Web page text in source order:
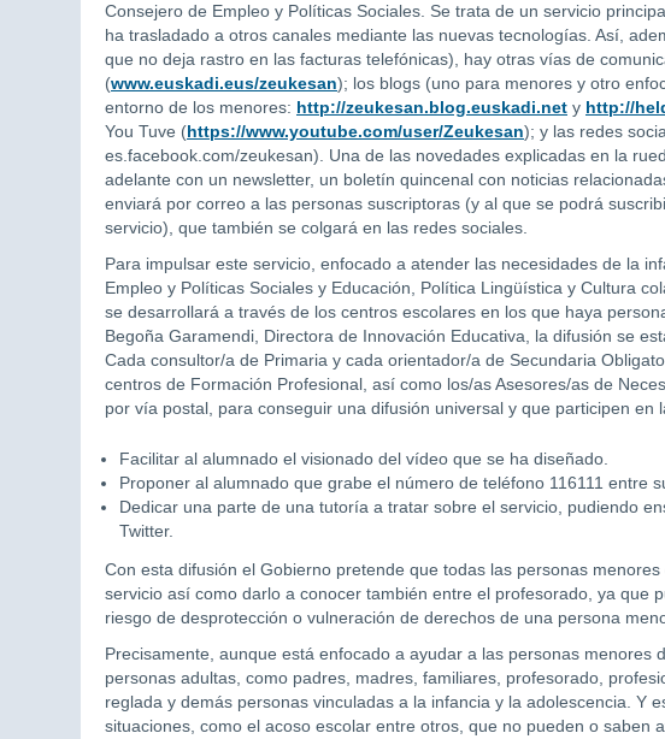
Consejero de Empleo y Políticas Sociales. Se trata de un servicio
ha trasladado a otros canales mediante las nuevas tecnologías. Así,
que no deja rastro en las facturas telefónicas), hay otras vías de
(www.euskadi.eus/zeukesan); los blogs (uno para menores y otro
entorno de los menores: http://zeukesan.blog.euskadi.net y http://
You Tuve (https://www.youtube.com/user/Zeukesan); y las redes
es.facebook.com/zeukesan). Una de las novedades explicadas en la
adelante con un newsletter, un boletín quincenal con noticias
enviará por correo a las personas suscriptoras (y al que se podrá
servicio), que también se colgará en las redes sociales.
Para impulsar este servicio, enfocado a atender las necesidades de la
Empleo y Políticas Sociales y Educación, Política Lingüística y Cultura
se desarrollará a través de los centros escolares en los que haya
Begoña Garamendi, Directora de Innovación Educativa, la difusión se
Cada consultor/a de Primaria y cada orientador/a de Secundaria
centros de Formación Profesional, así como los/as Asesores/as de
por vía postal, para conseguir una difusión universal y que participen en
Facilitar al alumnado el visionado del vídeo que se ha diseñado.
Proponer al alumnado que grabe el número de teléfono 116111 entre
Dedicar una parte de una tutoría a tratar sobre el servicio, pudiendo
Twitter.
Con esta difusión el Gobierno pretende que todas las personas
servicio así como darlo a conocer también entre el profesorado, ya que
riesgo de desprotección o vulneración de derechos de una persona
Precisamente, aunque está enfocado a ayudar a las personas menores
personas adultas, como padres, madres, familiares, profesorado,
reglada y demás personas vinculadas a la infancia y la adolescencia. Y
situaciones, como el acoso escolar entre otros, que no pueden o saben